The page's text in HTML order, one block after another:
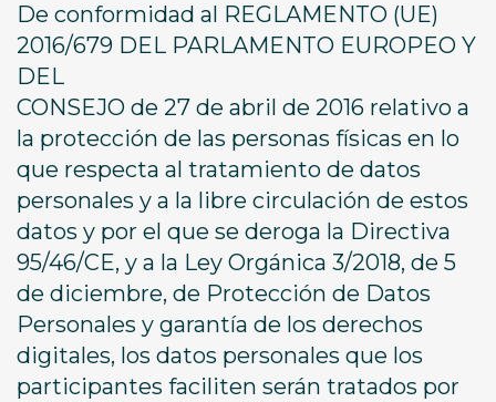
De conformidad al REGLAMENTO (UE)
2016/679 DEL PARLAMENTO EUROPEO Y
DEL
CONSEJO de 27 de abril de 2016 relativo a
la protección de las personas físicas en lo
que respecta al tratamiento de datos
personales y a la libre circulación de estos
datos y por el que se deroga la Directiva
95/46/CE, y a la Ley Orgánica 3/2018, de 5
de diciembre, de Protección de Datos
Personales y garantía de los derechos
digitales, los datos personales que los
participantes faciliten serán tratados por